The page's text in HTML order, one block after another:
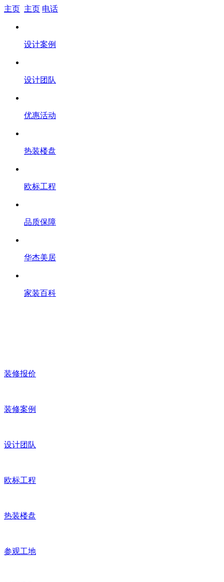
主页 主页 电话
设计案例
设计团队
优惠活动
热装楼盘
欧标工程
品质保障
华杰美居
家装百科
装修报价
装修案例
设计团队
欧标工程
热装楼盘
参观工地